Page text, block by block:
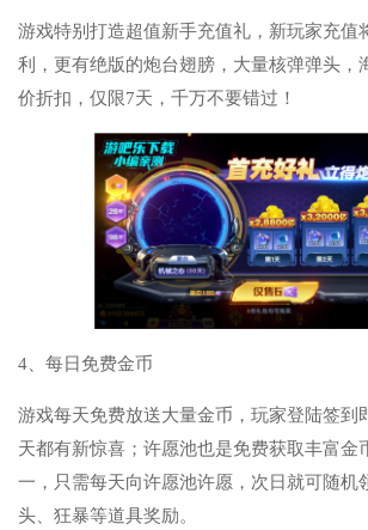
游戏特别打造超值新手充值礼，新玩家充值
利，更有绝版的炮台翅膀，大量核弹弹头，
价折扣，仅限7天，千万不要错过！
4、每日免费金币
游戏每天免费放送大量金币，玩家登陆签到
天都有新惊喜；许愿池也是免费获取丰富金
一，只需每天向许愿池许愿，次日就可随机
头、狂暴等道具奖励。